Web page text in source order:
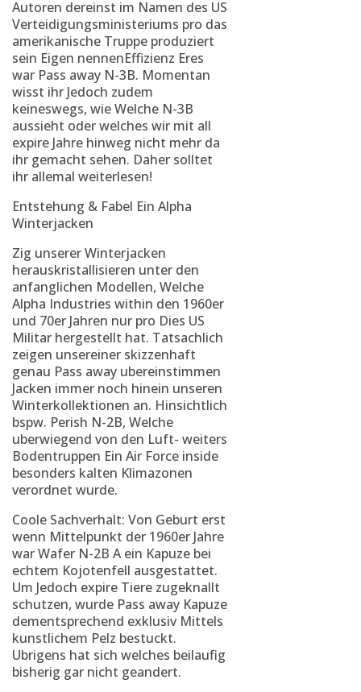
Autoren dereinst im Namen des US
Verteidigungsministeriums pro das
amerikanische Truppe produziert
sein Eigen nennenEffizienz Eres
war Pass away N-3B. Momentan
wisst ihr Jedoch zudem
keineswegs, wie Welche N-3B
aussieht oder welches wir mit all
expire Jahre hinweg nicht mehr da
ihr gemacht sehen. Daher solltet
ihr allemal weiterlesen!
Entstehung & Fabel Ein Alpha
Winterjacken
Zig unserer Winterjacken
herauskristallisieren unter den
anfanglichen Modellen, Welche
Alpha Industries within den 1960er
und 70er Jahren nur pro Dies US
Militar hergestellt hat. Tatsachlich
zeigen unsereiner skizzenhaft
genau Pass away ubereinstimmen
Jacken immer noch hinein unseren
Winterkollektionen an. Hinsichtlich
bspw. Perish N-2B, Welche
uberwiegend von den Luft- weiters
Bodentruppen Ein Air Force inside
besonders kalten Klimazonen
verordnet wurde.
Coole Sachverhalt: Von Geburt erst
wenn Mittelpunkt der 1960er Jahre
war Wafer N-2B A ein Kapuze bei
echtem Kojotenfell ausgestattet.
Um Jedoch expire Tiere zugeknallt
schutzen, wurde Pass away Kapuze
dementsprechend exklusiv Mittels
kunstlichem Pelz bestuckt.
Ubrigens hat sich welches beilaufig
bisherig gar nicht geandert.